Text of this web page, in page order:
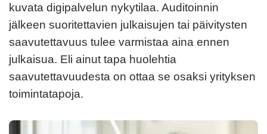
kuvata digipalvelun nykytilaa. Auditoinnin
jälkeen suoritettavien julkaisujen tai päivitysten
saavutettavuus tulee varmistaa aina ennen
julkaisua. Eli ainut tapa huolehtia
saavutettavuudesta on ottaa se osaksi yrityksen
toimintatapoja.